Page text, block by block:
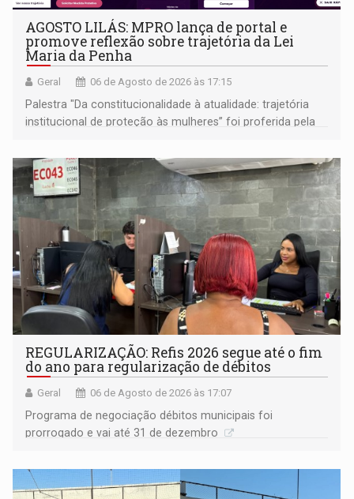
AGOSTO LILÁS: MPRO lança de portal e
promove reflexão sobre trajetória da Lei
Maria da Penha
Geral 06 de Agosto de 2026 às 17:15
Palestra "Da constitucionalidade à atualidade: trajetória
institucional de proteção às mulheres” foi proferida pela
Goiás
REGULARIZAÇÃO: Refis 2026 segue até o fim
do ano para regularização de débitos
Geral 06 de Agosto de 2026 às 17:07
Programa de negociação débitos municipais foi
prorrogado e vai até 31 de dezembro